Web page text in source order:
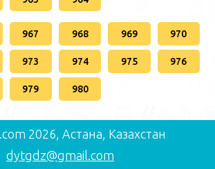
967 968 969 970
973 974 975 976
979 980
2026, Астана, Казахстан
dytgdz@gmail.com